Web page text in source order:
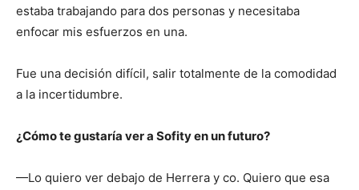
estaba trabajando para dos personas y necesitaba
enfocar mis esfuerzos en una.
Fue una decisión difícil, salir totalmente de la comodidad
a la incertidumbre.
¿Cómo te gustaría ver a Sofity en un futuro?
—Lo quiero ver debajo de Herrera y co. Quiero que esa